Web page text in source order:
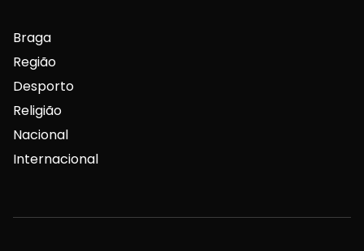
Braga
Região
Desporto
Religião
Nacional
Internacional